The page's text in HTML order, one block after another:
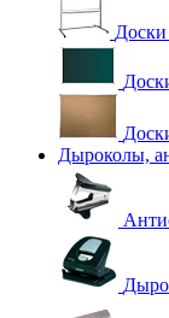
Дыроколы,